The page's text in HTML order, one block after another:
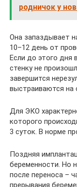
родничок у
Она запаздывает
10–12 день от
Если до этого дня
стенку не
завершится
выстраиваются на
Для ЭКО
которого
3 суток. В норме
Поздняя
беременности. Но
после переноса –
прерывания